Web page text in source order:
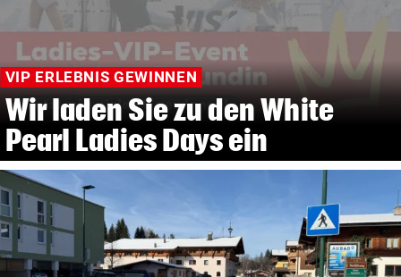
VIP ERLEBNIS GEWINNEN
Wir laden Sie zu den White
Pearl Ladies Days ein